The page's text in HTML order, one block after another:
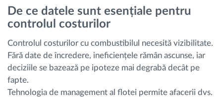
De ce datele sunt esențiale pentru
controlul costurilor
Controlul costurilor cu combustibilul necesită vizibilitate.
Fără date de încredere, ineficiențele rămân ascunse, iar
deciziile se bazează pe ipoteze mai degrabă decât pe
fapte.
Tehnologia de management al flotei permite afacerii dvs.